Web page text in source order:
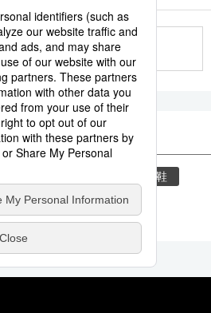
更多
脫鞋
觀光旅遊 飲食